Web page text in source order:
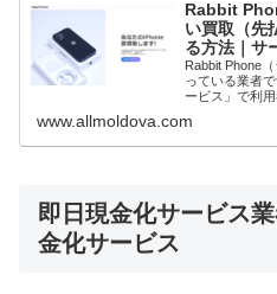
Rabbit
い買取（先
る方法｜サ
Rabbit Phone
っている業者
ービス」で利
を送ります。
買取してもらう
www.allmoldova.com
即日現金化サービス
金化サービス